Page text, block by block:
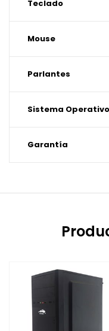
Teclado
Mouse
Parlantes
Sistema Operativo
Garantía